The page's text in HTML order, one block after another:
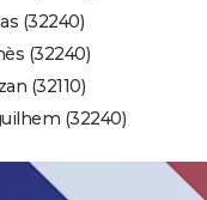
(32240)
(32240)
(32110)
(32240)